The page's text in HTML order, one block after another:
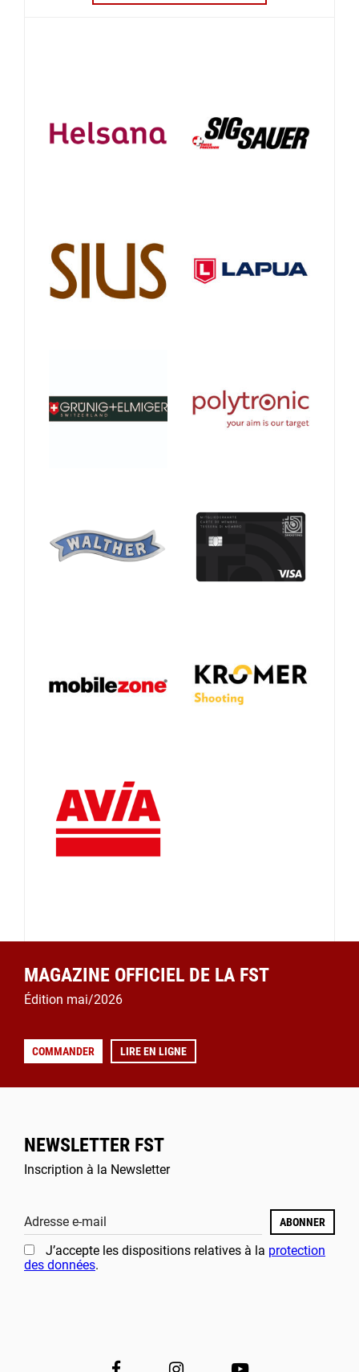
MAGAZINE OFFICIEL DE LA FST
Édition mai/2026
COMMANDER LIRE EN LIGNE
NEWSLETTER FST
Inscription à la Newsletter
Adresse e-mail ABONNER
J’accepte les dispositions relatives à la protection
des données.